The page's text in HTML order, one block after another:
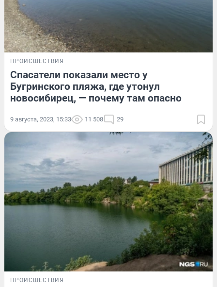
ПРОИСШЕСТВИЯ
Спасатели показали место у
Бугринского пляжа, где утонул
новосибирец, — почему там опасно
9 августа, 2023, 15:33 11 508 29
ПРОИСШЕСТВИЯ